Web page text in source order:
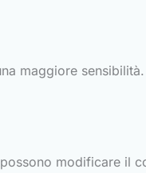
maggiore
modificare il